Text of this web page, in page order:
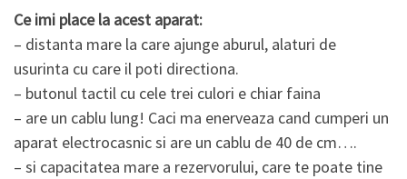
Ce imi place la acest aparat:
– distanta mare la care ajunge aburul, alaturi de
usurinta cu care il poti directiona.
– butonul tactil cu cele trei culori e chiar faina
– are un cablu lung! Caci ma enerveaza cand cumperi un
aparat electrocasnic si are un cablu de 40 de cm….
– si capacitatea mare a rezervorului, care te poate tine